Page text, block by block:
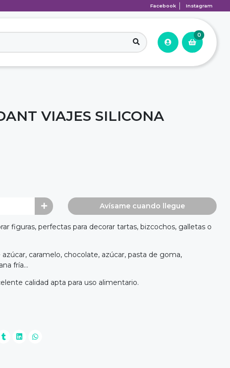
Facebook Instagram
0
VIAJES SILICONA
Avísame cuando llegue
figuras, perfectas para decorar tartas, bizcochos, galletas o
caramelo, chocolate, azúcar, pasta de goma,
fría...
calidad apta para uso alimentario.